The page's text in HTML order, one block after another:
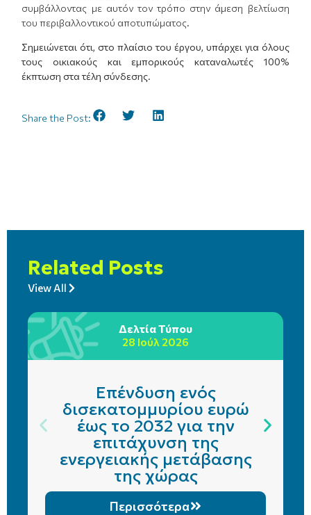
συμβάλλοντας με αυτόν τον τρόπο στην άμεση βελτίωση
του περιβαλλοντικού αποτυπώματος.
Σημειώνεται ότι, στο πλαίσιο του έργου, υπάρχει για όλους
τους οικιακούς και εμπορικούς καταναλωτές 100%
έκπτωση στα τέλη σύνδεσης.
Share the Post:
Related Posts
View All
Δελτία Τύπου
28 Ιούλ 2026
Επένδυση ενός
δισεκατομμυρίου ευρώ
έως το 2032 για την
επιτάχυνση της
ενεργειακής μετάβασης
της χώρας
Περισσότερα